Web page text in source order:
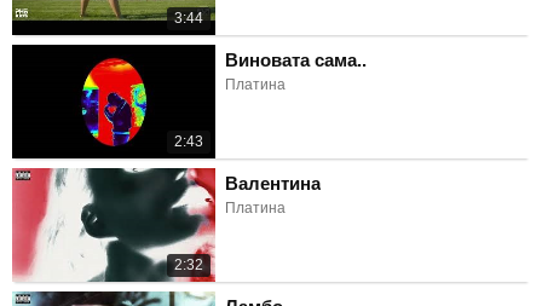
3:44
2:43
Виновата сама..
Платина
2:32
Валентина
Платина